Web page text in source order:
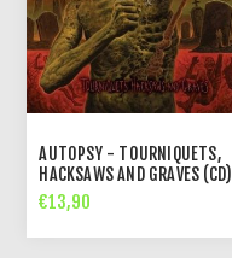
AUTOPSY - TOURNIQUETS,
HACKSAWS AND GRAVES (CD)
€13,90